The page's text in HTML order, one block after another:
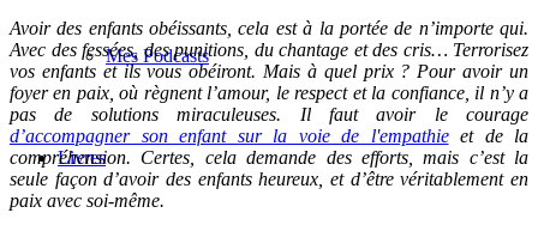
Mes Podcasts
Livres
Avoir des enfants obéissants, cela est à la portée de n’importe qui.
Avec des fessées, des punitions, du chantage et des cris… Terrorisez
vos enfants et ils vous obéiront. Mais à quel prix ? Pour avoir un
foyer en paix, où règnent l’amour, le respect et la confiance, il n’y a
pas de solutions miraculeuses. Il faut avoir le courage
d’accompagner son enfant sur la voie de l'empathieet de la
compréhension. Certes, cela demande des efforts, mais c’est la
seule façon d’avoir des enfants heureux, et d’être véritablement en
paix avec soi-même.